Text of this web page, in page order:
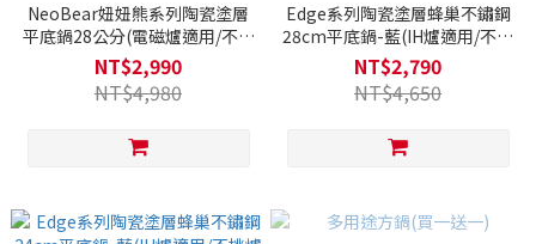
NeoBear妞妞熊系列陶瓷塗層
平底鍋28公分(電磁爐適用/不挑
爐具)
NT$2,990
NT$4,980
Edge系列陶瓷塗層蜂巢不鏽鋼
28cm平底鍋-藍(IH爐適用/不挑
爐具)
NT$2,790
NT$4,650